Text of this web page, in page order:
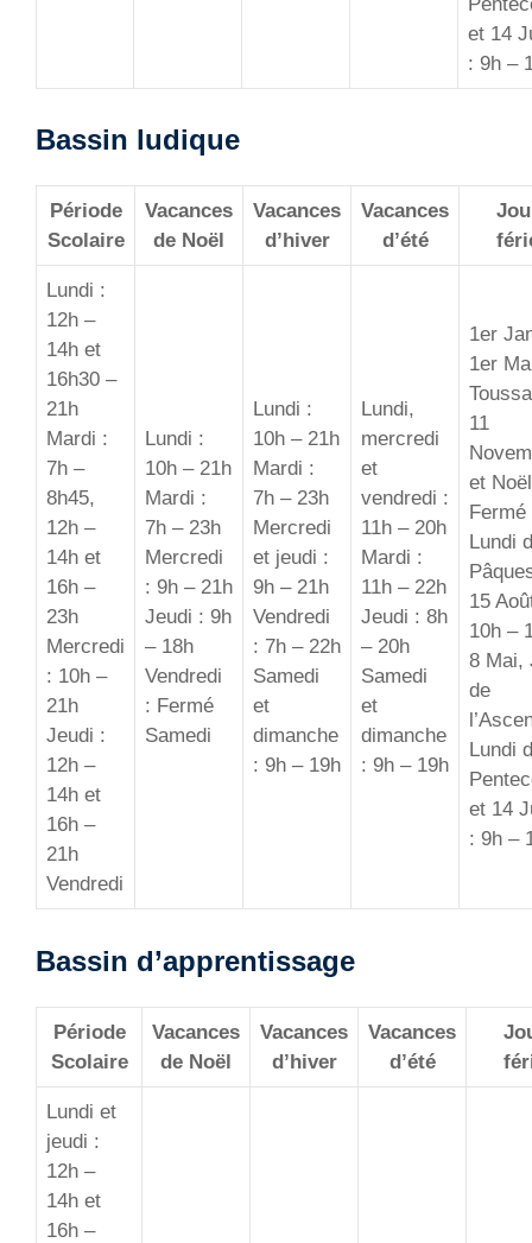
et 14
: 9h –
Bassin ludique
Période
Scolaire
Vacances
de Noël
Vacances
d’hiver
Vacances
d’été
Lundi :
12h –
14h et
16h30 –
21h
Mardi :
7h –
8h45,
12h –
14h et
16h –
23h
Mercredi
: 10h –
21h
Jeudi :
12h –
14h et
16h –
21h
Vendredi
Lundi :
10h – 21h
Mardi :
7h – 23h
Mercredi
: 9h – 21h
Jeudi : 9h
– 18h
Vendredi
: Fermé
Samedi
Lundi :
10h – 21h
Mardi :
7h – 23h
Mercredi
et jeudi :
9h – 21h
Vendredi
: 7h – 22h
Samedi
et
dimanche
: 9h – 19h
Lundi,
mercredi
et
vendredi :
11h – 20h
Mardi :
11h – 22h
Jeudi : 8h
– 20h
Samedi
et
dimanche
: 9h – 19h
1er
1er
11
et
Fermé
Lundi
15
10h –
8 Mai,
de
Lundi
et 14
: 9h –
Bassin d’apprentissage
Période
Scolaire
Vacances
de Noël
Vacances
d’hiver
Vacances
d’été
Lundi et
jeudi :
12h –
14h et
16h –